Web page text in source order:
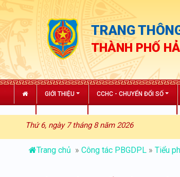
TRANG
THÀNH PHỐ
GIỚI THIỆU CCHC - CHUYỂN ĐỔI SỐ
Thứ 6, ngày 7 tháng 8 năm 2026
Trang chủ »Công tác PBGDPL »Tiểu